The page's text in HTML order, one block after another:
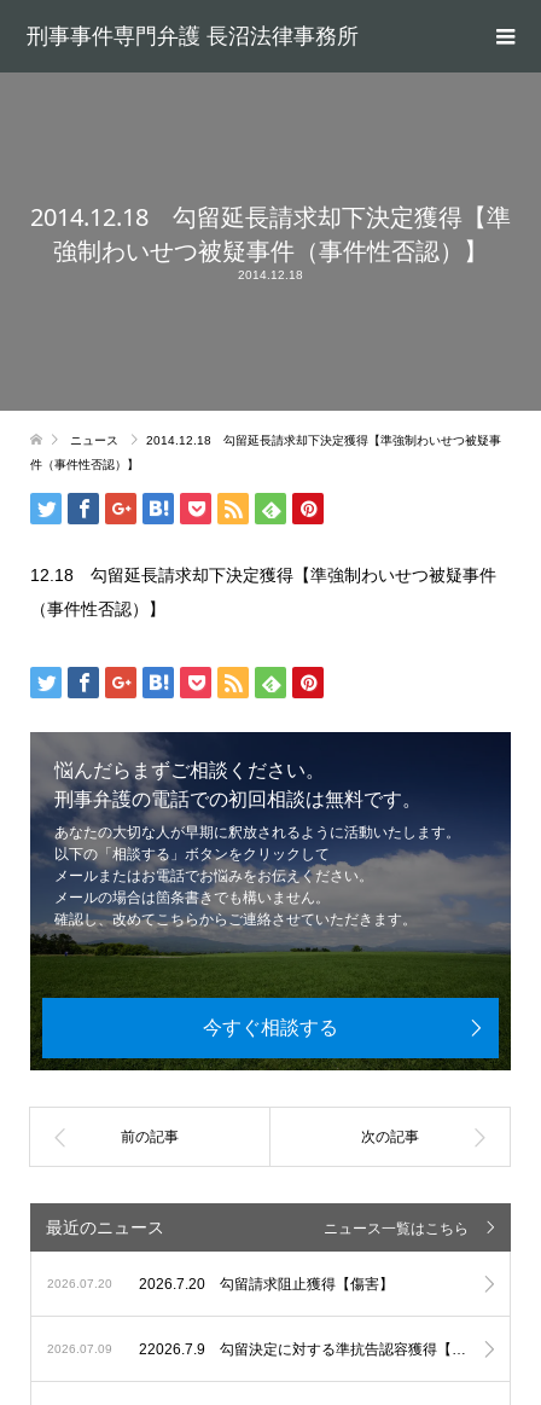
刑事事件専門弁護 長沼法律事務所
2014.12.18 勾留延長請求却下決定獲得【準
強制わいせつ被疑事件（事件性否認）】
2014.12.18
ニュース
2014.12.18 勾留延長請求却下決定獲得【準強制わいせつ被疑事
件（事件性否認）】
12.18 勾留延長請求却下決定獲得【準強制わいせつ被疑事件
（事件性否認）】
悩んだらまずご相談ください。
刑事弁護の電話での初回相談は無料です。
あなたの大切な人が早期に釈放されるように活動いたします。
以下の「相談する」ボタンをクリックして
メールまたはお電話でお悩みをお伝えください。
メールの場合は箇条書きでも構いません。
確認し、改めてこちらからご連絡させていただきます。
今すぐ相談する
最近のニュース ニュース一覧はこちら
2026.07.20 2026.7.20 勾留請求阻止獲得【傷害】
2026.07.09 22026.7.9 勾留決定に対する準抗告認容獲得【埼玉県迷惑行為防止条例違反】